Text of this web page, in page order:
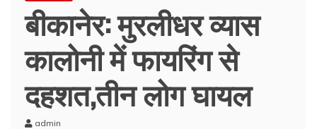
बीकानेर: मुरलीधर व्यास
कालोनी में फायरिंग से
दहशत,तीन लोग घायल
admin